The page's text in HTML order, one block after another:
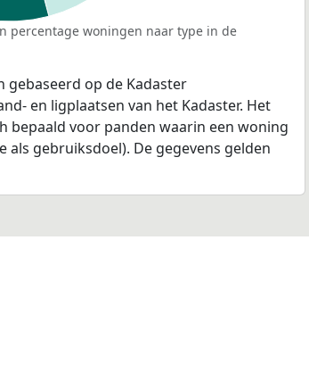
percentage woningen naar type in de
gebaseerd op de Kadaster
en ligplaatsen van het Kadaster. Het
voor panden waarin een woning
gebruiksdoel). De gegevens gelden